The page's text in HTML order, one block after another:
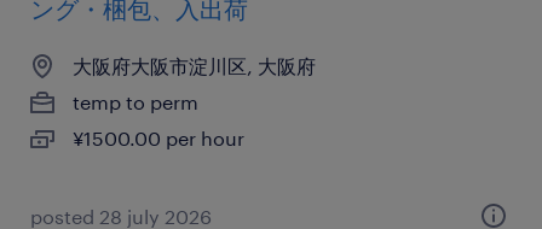
ング・梱包、入出荷
大阪府大阪市淀川区, 大阪府
temp to perm
¥1500.00 per hour
posted 28 july 2026